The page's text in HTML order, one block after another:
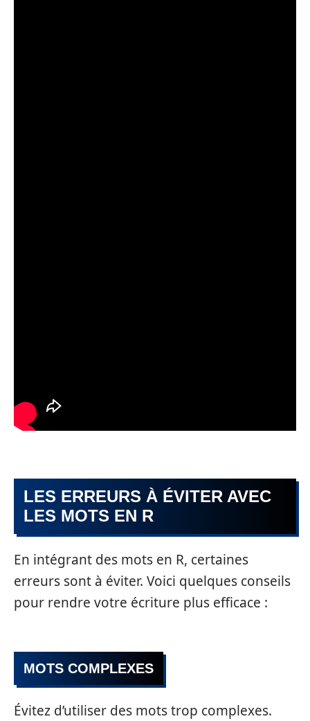
LES ERREURS À ÉVITER AVEC
LES MOTS EN R
En intégrant des mots en R, certaines
erreurs sont à éviter. Voici quelques conseils
pour rendre votre écriture plus efficace :
MOTS COMPLEXES
Évitez d’utiliser des mots trop complexes.